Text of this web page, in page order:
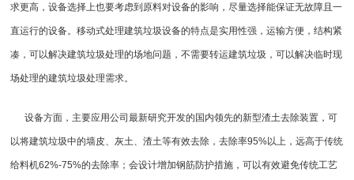
求更高，设备选择上也要考虑到原料对设备的影响，尽量选择能保证无故障且一
直运行的设备。移动式处理建筑垃圾设备的特点是实用性强，运输方便，结构紧
凑，可以解决建筑垃圾处理的场地问题，不需要转运建筑垃圾，可以解决临时现
场处理的建筑垃圾处理需求。
设备方面，主要应用公司最新研究开发的国内领先的新型渣土去除装置，可
以将建筑垃圾中的墙皮、灰土、渣土等有效去除，去除率95%以上，远高于传统
给料机62%-75%的去除率；会设计增加钢筋防护措施，可以有效避免传统工艺